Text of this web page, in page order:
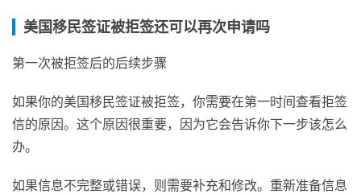
美国移民签证被拒签还可以再次申请吗
第一次被拒签后的后续步骤
如果你的美国移民签证被拒签，你需要在第一时间查看拒签
信的原因。这个原因很重要，因为它会告诉你下一步该怎么
办。
如果信息不完整或错误，则需要补充和修改。重新准备信息